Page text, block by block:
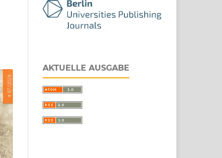
AKTUELLE AUSGABE